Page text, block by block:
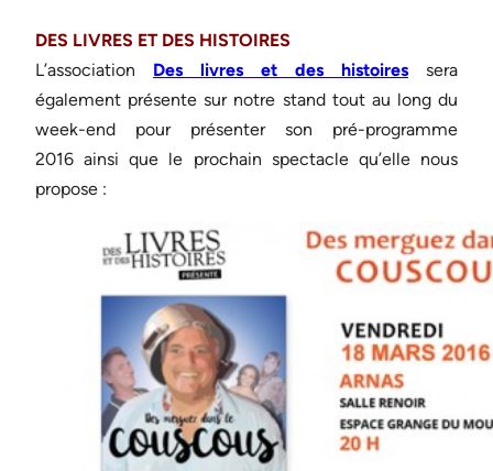
DES LIVRES ET DES HISTOIRES
L’association
Des livres et des histoires sera
également présente sur notre stand tout au long du
week-end pour présenter son pré-programme
2016 ainsi que le prochain spectacle qu’elle nous
propose :